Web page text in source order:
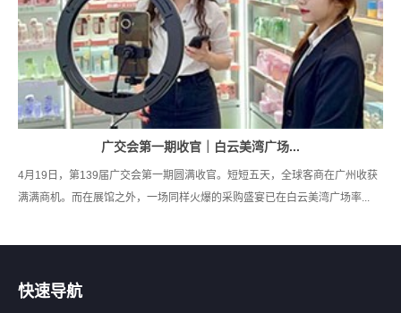
广交会第一期收官｜白云美湾广场...
4月19日，第139届广交会第一期圆满收官。短短五天，全球客商在广州收获
满满商机。而在展馆之外，一场同样火爆的采购盛宴已在白云美湾广场率...
快速导航